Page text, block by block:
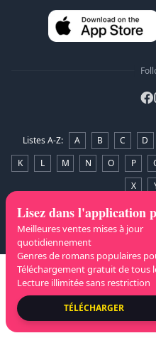
Listes A-Z: A B C D
K
L M N O P
X
Droits d'auteur©
Lisez dans l'application
Meilleures ventes mises à jour
quotidiennement
Genres de romans populaires
Téléchargement gratuit de tous
Lecture illimitée sans restriction
TÉLÉCHARGER